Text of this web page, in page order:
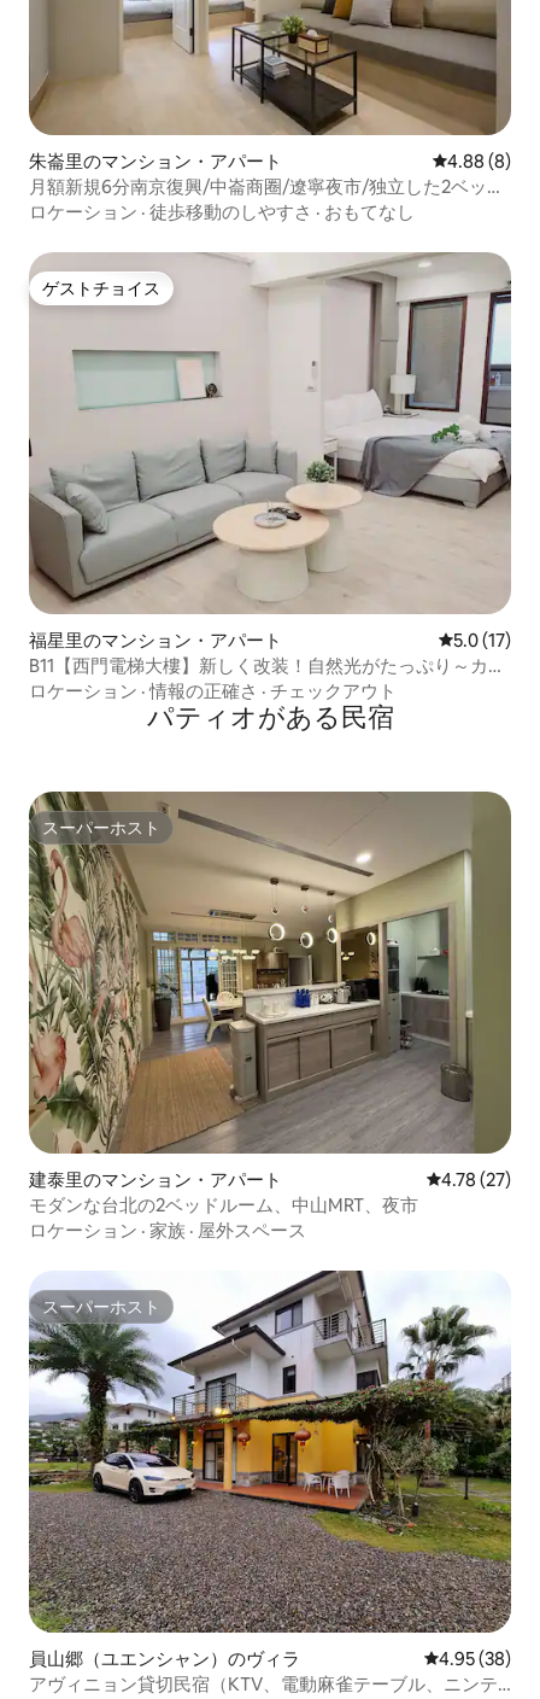
朱崙里のマンション・アパート レビュー8件
4.88 (8)
月額新規6分南京復興/中崙商圈/遼寧夜市/独立した2ベッド
ルーム1リビングルーム1バスルーム
ロケーション · 徒歩移動のしやすさ · おもてなし
ゲストチョイス
ゲストチョイス
福星里のマンション・アパート レビュー17
5.0 (17)
B11【西門電梯大樓】新しく改装！自然光がたっぷり～カッ
プル、出張、軽旅行に最適！長期滞在OK～
ロケーション ·情報の正確さ · チェックアウト
パティオがある民宿
スーパーホスト
スーパーホスト
建泰里のマンション・アパート レビュー27
4.78 (27)
モダンな台北の2ベッドルーム、中山MRT、夜市
ロケーション · 家族 · 屋外スペース
スーパーホスト
スーパーホスト
員山郷（ユエンシャン）のヴィラ レビュー38
4.95 (38)
アヴィニョン貸切民宿（KTV、電動麻雀テーブル、ニンテ